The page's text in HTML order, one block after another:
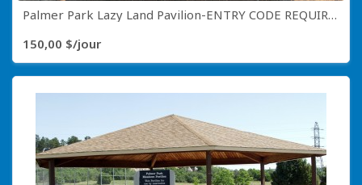
Palmer Park Lazy Land Pavilion-ENTRY CODE REQUIRED CALL (719) 385-5941
150,00 $/jour